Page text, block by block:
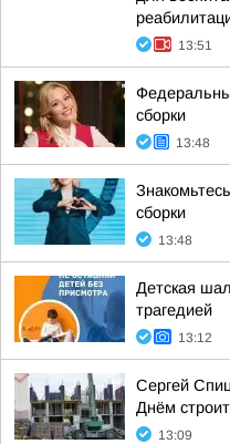
13:51
сборки
13:48
сборки
13:48
Детская
трагедией
13:12
Сергей
Днём
13:09